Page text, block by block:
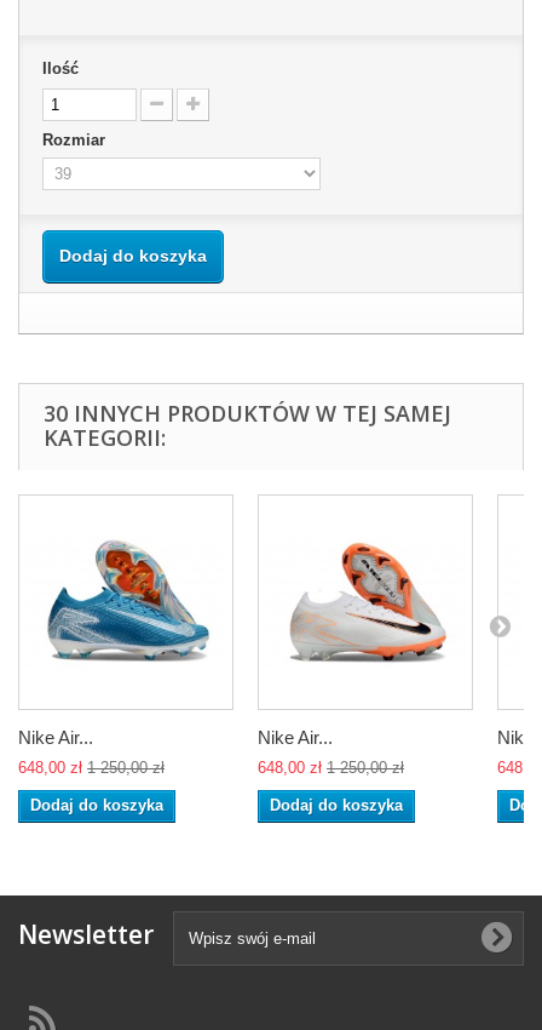
Ilość
Rozmiar
Dodaj do koszyka
30 INNYCH PRODUKTÓW W TEJ SAMEJ
KATEGORII:
Nike Air...
648,00 zł 1 250,00 zł
Dodaj do koszyka
Nike Air...
648,00 zł 1 250,00 zł
Dodaj do koszyka
Nike
Newsletter